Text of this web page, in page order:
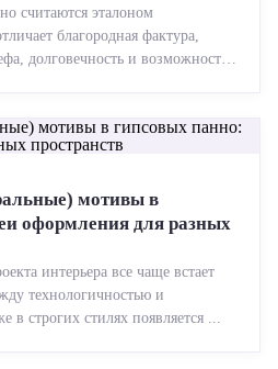
считаются эталоном
благородная фактура,
долговечность и возможность
мотивы в
оформления для разных
интерьера все чаще встает
технологичностью и
в строгих стилях появляется ...